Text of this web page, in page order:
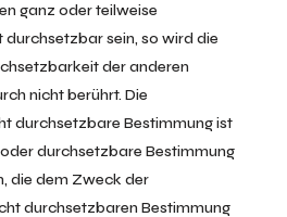
ganz oder teilweise
sein, so wird die
der anderen
nicht berührt. Die
durchsetzbare Bestimmung ist
durchsetzbare Bestimmung
die dem Zweck der
durchsetzbaren Bestimmung